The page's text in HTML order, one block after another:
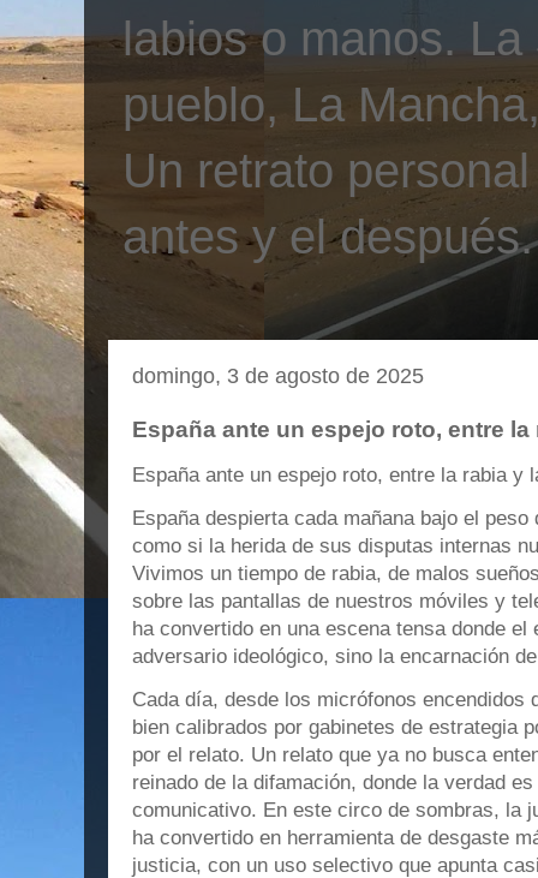
labios o manos.
pueblo, La
Un retrato
antes y el después.
domingo, 3 de agosto de 2025
España ante un espejo roto, entre
España ante un espejo roto, entre la rabia y
España despierta cada mañana bajo el
como si la herida de sus disputas internas
Vivimos un tiempo de rabia, de malos
sobre las pantallas de nuestros móviles y
ha convertido en una escena tensa donde el
adversario ideológico, sino la encarnación
Cada día, desde los micrófonos encendidos
bien calibrados por gabinetes de estrategia
por el relato. Un relato que ya no busca
reinado de la difamación, donde la verdad
comunicativo. En este circo de sombras, la
ha convertido en herramienta de desgaste
justicia, con un uso selectivo que apunta